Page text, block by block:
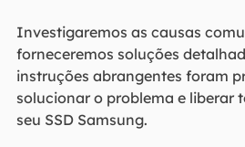
Investigaremos as causas
forneceremos soluções
instruções abrangentes foram
solucionar o problema e liberar
seu SSD Samsung.